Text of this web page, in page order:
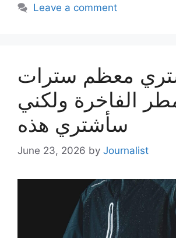
Leave a comment
معظم سترات
الفاخرة ولكني
سأشتري هذه
June 23, 2026 by Journalist